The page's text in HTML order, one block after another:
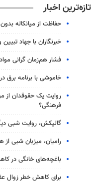
تازه‌ترین اخبار
حفاظت از میانکاله
خبرنگاران با جهاد
فشار هم‌زمان گرانی
خاموشی با برنامه برق
روایت یک حقوقدان از
فرهنگی؟
گالیکش، روایت شبی
رامیان، میزبان شبی
باغچه‌های خانگی در
برای کاهش خطر زوال